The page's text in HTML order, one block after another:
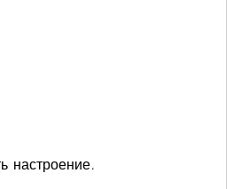
настроение.